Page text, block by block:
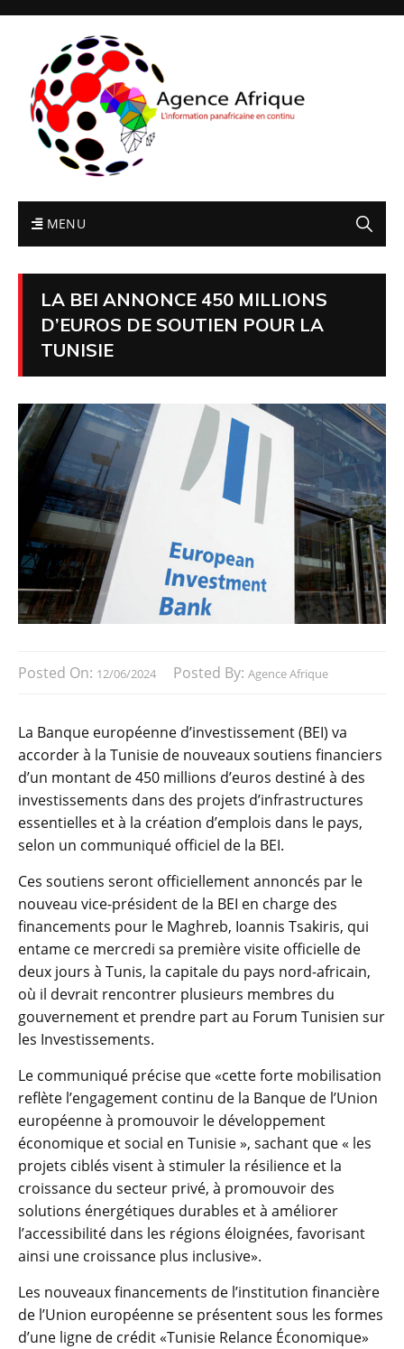
MENU
LA BEI ANNONCE 450 MILLIONS
D’EUROS DE SOUTIEN POUR LA
TUNISIE
Posted On: 12/06/2024 Posted By: Agence Afrique
La Banque européenne d’investissement (BEI) va
accorder à la Tunisie de nouveaux soutiens financiers
d’un montant de 450 millions d’euros destiné à des
investissements dans des projets d’infrastructures
essentielles et à la création d’emplois dans le pays,
selon un communiqué officiel de la BEI.
Ces soutiens seront officiellement annoncés par le
nouveau vice-président de la BEI en charge des
financements pour le Maghreb, Ioannis Tsakiris, qui
entame ce mercredi sa première visite officielle de
deux jours à Tunis, la capitale du pays nord-africain,
où il devrait rencontrer plusieurs membres du
gouvernement et prendre part au Forum Tunisien sur
les Investissements.
Le communiqué précise que «cette forte mobilisation
reflète l’engagement continu de la Banque de l’Union
européenne à promouvoir le développement
économique et social en Tunisie », sachant que « les
projets ciblés visent à stimuler la résilience et la
croissance du secteur privé, à promouvoir des
solutions énergétiques durables et à améliorer
l’accessibilité dans les régions éloignées, favorisant
ainsi une croissance plus inclusive».
Les nouveaux financements de l’institution financière
de l’Union européenne se présentent sous les formes
d’une ligne de crédit «Tunisie Relance Économique»